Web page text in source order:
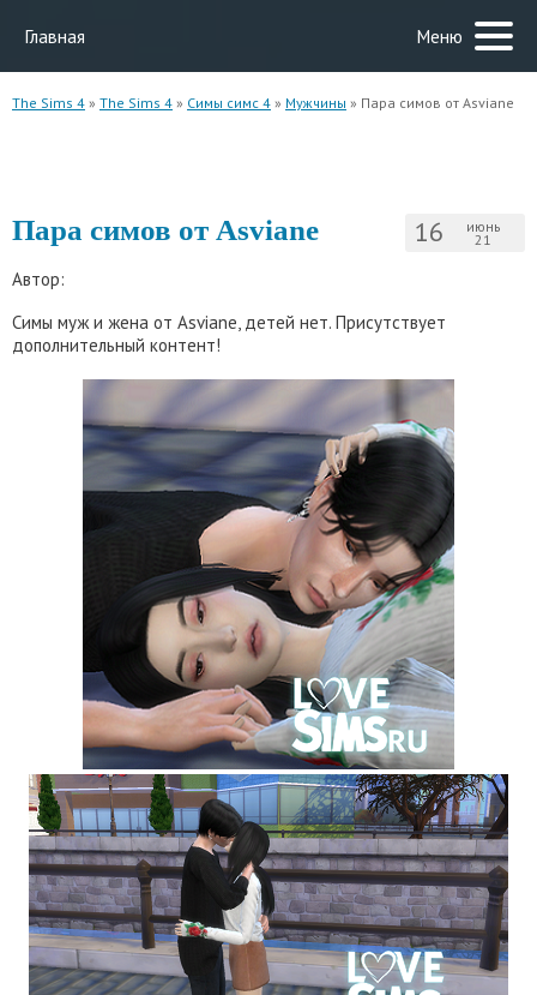
Главная Меню
The Sims 4 » The Sims 4 » Симы симс 4 » Мужчины » Пара симов от Asviane
16 июнь
21
Пара симов от Asviane
Автор:
Симы муж и жена от Asviane, детей нет. Присутствует
дополнительный контент!